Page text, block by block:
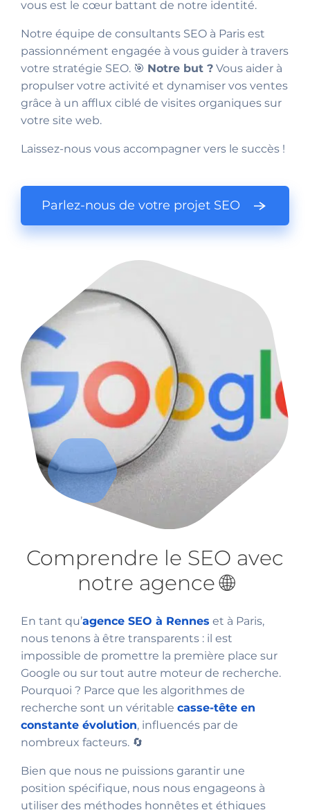
vous est le cœur battant de notre identité.
Notre équipe de consultants SEO à Paris est
passionnément engagée à vous guider à travers
votre stratégie SEO. 🎯 Notre but ? Vous aider à
propulser votre activité et dynamiser vos ventes
grâce à un afflux ciblé de visites organiques sur
votre site web.
Laissez-nous vous accompagner vers le succès !
Parlez-nous de votre projet SEO
Comprendre le SEO avec
notre agence 🌐
En tant qu’agence SEO à Rennes et à Paris,
nous tenons à être transparents : il est
impossible de promettre la première place sur
Google ou sur tout autre moteur de recherche.
Pourquoi ? Parce que les algorithmes de
recherche sont un véritable casse-tête en
constante évolution, influencés par de
nombreux facteurs. 🔄
Bien que nous ne puissions garantir une
position spécifique, nous nous engageons à
utiliser des méthodes honnêtes et éthiques